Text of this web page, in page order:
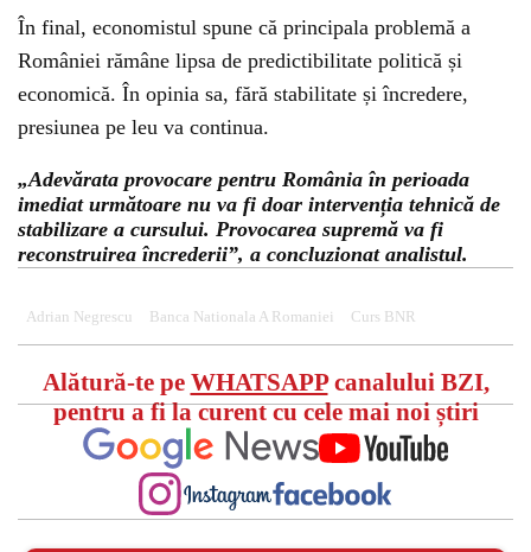
În final, economistul spune că principala problemă a
României rămâne lipsa de predictibilitate politică și
economică. În opinia sa, fără stabilitate și încredere,
presiunea pe leu va continua.
„Adevărata provocare pentru România în perioada
imediat următoare nu va fi doar intervenția tehnică de
stabilizare a cursului. Provocarea supremă va fi
reconstruirea încrederii”, a concluzionat analistul.
Adrian Negrescu Banca Nationala A Romaniei Curs BNR
Alătură-te pe WHATSAPPcanalului BZI,
pentru a fi la curent cu cele mai noi știri